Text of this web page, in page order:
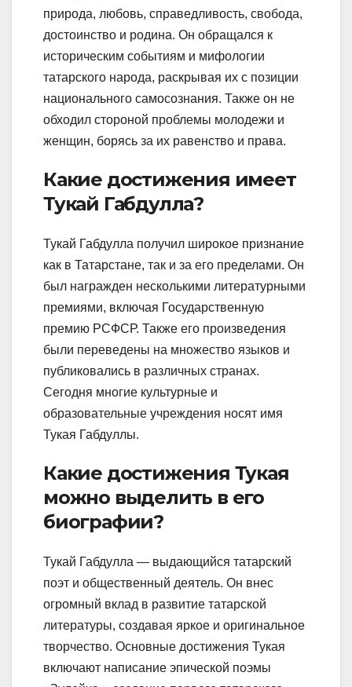
природа, любовь, справедливость, свобода,
достоинство и родина. Он обращался к
историческим событиям и мифологии
татарского народа, раскрывая их с позиции
национального самосознания. Также он не
обходил стороной проблемы молодежи и
женщин, борясь за их равенство и права.
Какие достижения имеет
Тукай Габдулла?
Тукай Габдулла получил широкое признание
как в Татарстане, так и за его пределами. Он
был награжден несколькими литературными
премиями, включая Государственную
премию РСФСР. Также его произведения
были переведены на множество языков и
публиковались в различных странах.
Сегодня многие культурные и
образовательные учреждения носят имя
Тукая Габдуллы.
Какие достижения Тукая
можно выделить в его
биографии?
Тукай Габдулла — выдающийся татарский
поэт и общественный деятель. Он внес
огромный вклад в развитие татарской
литературы, создавая яркое и оригинальное
творчество. Основные достижения Тукая
включают написание эпической поэмы